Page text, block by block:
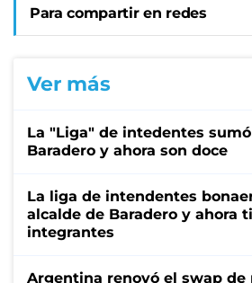
Para compartir en redes
Ver más
La "Liga" de intedentes
Baradero y ahora son doce
La liga de intendentes
alcalde de Baradero y ahora
integrantes
Argentina renovó el swap de